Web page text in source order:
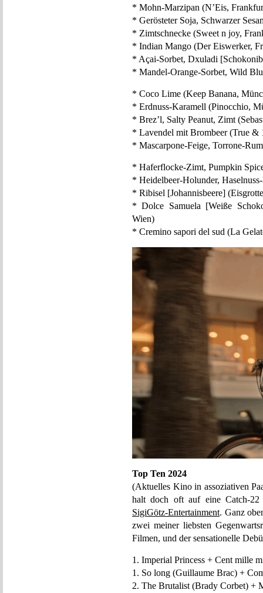
* Mohn-Marzipan (N’Eis,
* Gerösteter Soja, Schwarzer
* Zimtschnecke (Sweet n joy,
* Indian Mango (Der Eiswerker,
* Açai-Sorbet, Dxuladi
* Mandel-Orange-Sorbet, Wild
* Coco Lime (Keep Banana,
* Erdnuss-Karamell (Pinocchio,
* Brez’l, Salty Peanut, Zimt
* Lavendel mit Brombeer (True &
* Mascarpone-Feige, Torrone-
* Haferflocke-Zimt, Pumpkin
* Heidelbeer-Holunder,
* Ribisel [Johannisbeere]
* Dolce Samuela [Weiße
Wien)
* Cremino sapori del sud (La
Top Ten 2024
(Aktuelles Kino in assoziativen
halt doch oft auf eine Catch-
SigiGötz-Entertainment. Ganz
zwei meiner liebsten
Filmen, und der sensationelle
1. Imperial Princess + Cent mille
1. So long (Guillaume Brac) +
2. The Brutalist (Brady Corbet) +